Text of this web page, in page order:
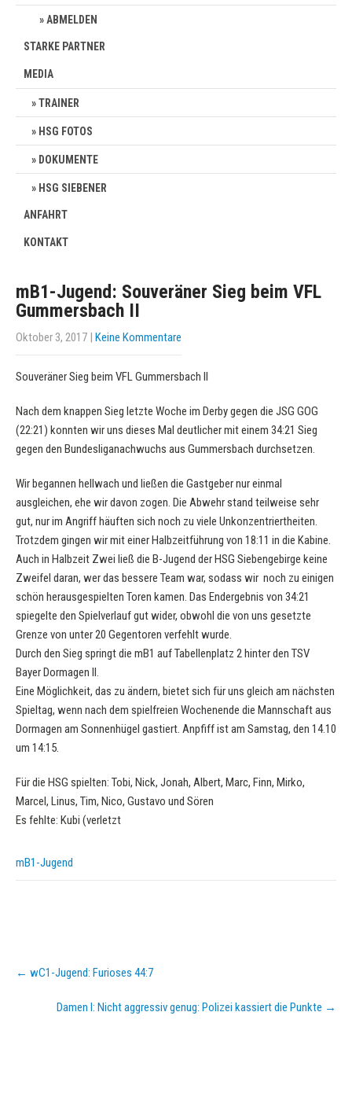
ABMELDEN
STARKE PARTNER
MEDIA
TRAINER
HSG FOTOS
DOKUMENTE
HSG SIEBENER
ANFAHRT
KONTAKT
mB1-Jugend: Souveräner Sieg beim VFL
Gummersbach II
Oktober 3, 2017 | Keine Kommentare
Souveräner Sieg beim VFL Gummersbach II
Nach dem knappen Sieg letzte Woche im Derby gegen die JSG GOG
(22:21) konnten wir uns dieses Mal deutlicher mit einem 34:21 Sieg
gegen den Bundesliganachwuchs aus Gummersbach durchsetzen.
Wir begannen hellwach und ließen die Gastgeber nur einmal
ausgleichen, ehe wir davon zogen. Die Abwehr stand teilweise sehr
gut, nur im Angriff häuften sich noch zu viele Unkonzentriertheiten.
Trotzdem gingen wir mit einer Halbzeitführung von 18:11 in die Kabine.
Auch in Halbzeit Zwei ließ die B-Jugend der HSG Siebengebirge keine
Zweifel daran, wer das bessere Team war, sodass wir noch zu einigen
schön herausgespielten Toren kamen. Das Endergebnis von 34:21
spiegelte den Spielverlauf gut wider, obwohl die von uns gesetzte
Grenze von unter 20 Gegentoren verfehlt wurde.
Durch den Sieg springt die mB1 auf Tabellenplatz 2 hinter den TSV
Bayer Dormagen II.
Eine Möglichkeit, das zu ändern, bietet sich für uns gleich am nächsten
Spieltag, wenn nach dem spielfreien Wochenende die Mannschaft aus
Dormagen am Sonnenhügel gastiert. Anpfiff ist am Samstag, den 14.10
um 14:15.
Für die HSG spielten: Tobi, Nick, Jonah, Albert, Marc, Finn, Mirko,
Marcel, Linus, Tim, Nico, Gustavo und Sören
Es fehlte: Kubi (verletzt
mB1-Jugend
Post
navigation
← wC1-Jugend: Furioses 44:7
Damen I: Nicht aggressiv genug: Polizei kassiert die Punkte →